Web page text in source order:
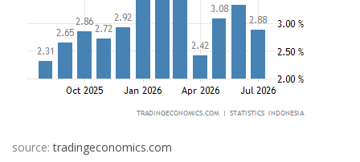
source:tradingeconomics.com